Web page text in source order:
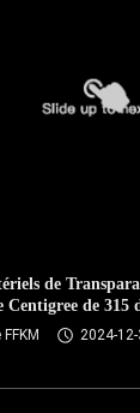
de
de 315
2024-12-